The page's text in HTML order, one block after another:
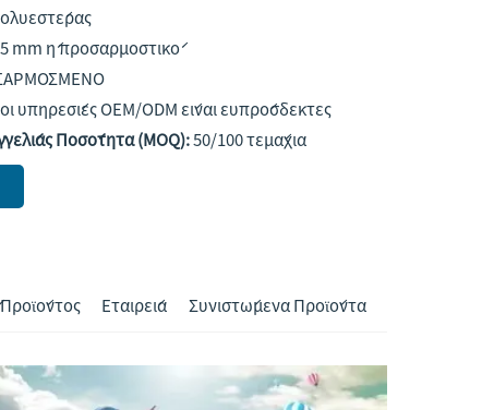
mm ή προσαρμοστικό
υπηρεσίες OEM/ODM είναι ευπρόσδεκτες
Ποσότητα (MOQ):50/100 τεμάχια
Εταιρεία Συνιστώμενα Προϊόντα